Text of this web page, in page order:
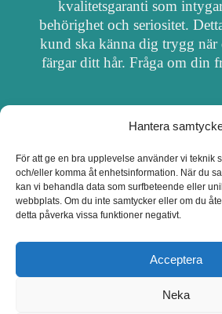
Hantera
För att ge en bra upplevelse använder vi teknik
och/eller komma åt enhetsinformation. När du
kan vi behandla data som surfbeteende eller
webbplats. Om du inte samtycker eller om du
detta påverka vissa funktioner negativt.
Acceptera
Neka
kvalitetsgaranti som
behörighet och seriositet.
kund ska känna dig trygg
färgar ditt hår. Fråga om din
OM FRISÖRSÖK
UPPDATERA